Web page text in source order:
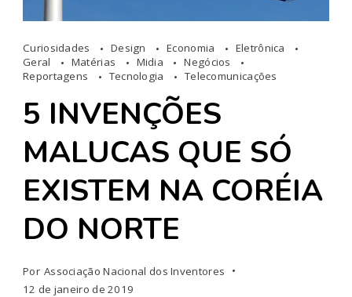
Curiosidades Design Economia
Eletrônica
Geral
Matérias Midia
Negócios
Reportagens
Tecnologia Telecomunicações
5 INVENÇÕES
MALUCAS QUE SÓ
EXISTEM NA CORÉIA
DO NORTE
Por Associação Nacional dos Inventores
12 de janeiro de 2019